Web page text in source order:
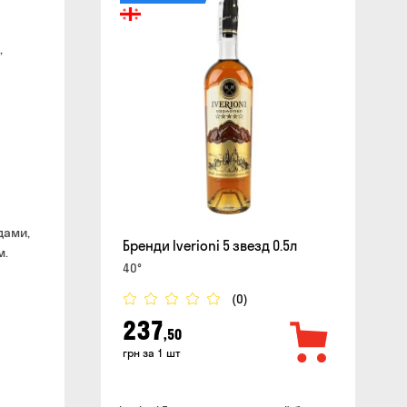
Бренди Iverioni 5 звезд 0.5л
40°
(0)
237,50
грн за 1 шт